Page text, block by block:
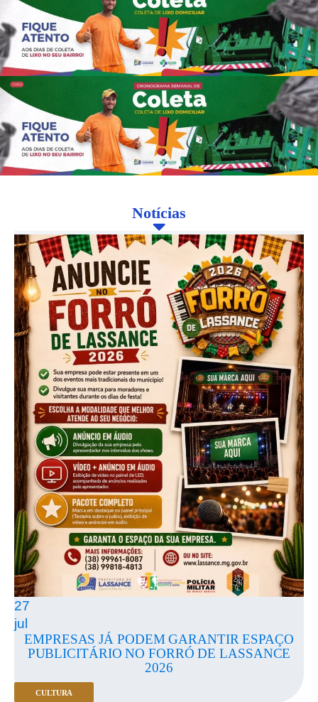
Notícias
27
jul
EMPRESAS JÁ PODEM GARANTIR ESPAÇO
PUBLICITÁRIO NO FORRÓ DE LASSANCE
2026
CULTURA